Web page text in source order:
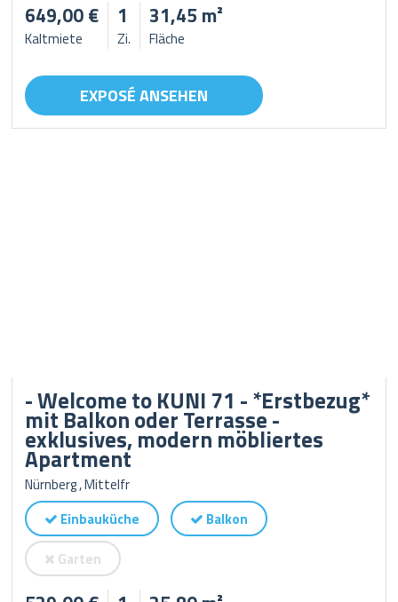
649,00 €
Kaltmiete
1
Zi.
31,45 m²
Fläche
EXPOSÉ ANSEHEN
- Welcome to KUNI 71 - *Erstbezug*
mit Balkon oder Terrasse -
exklusives, modern möbliertes
Apartment
Nürnberg , Mittelfr
Einbauküche
Balkon
Garten